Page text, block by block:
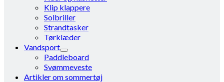
Klip klappere
Solbriller
Strandtasker
Tørklæder
Vandsport
Paddleboard
Svømmeveste
Artikler om sommertøj